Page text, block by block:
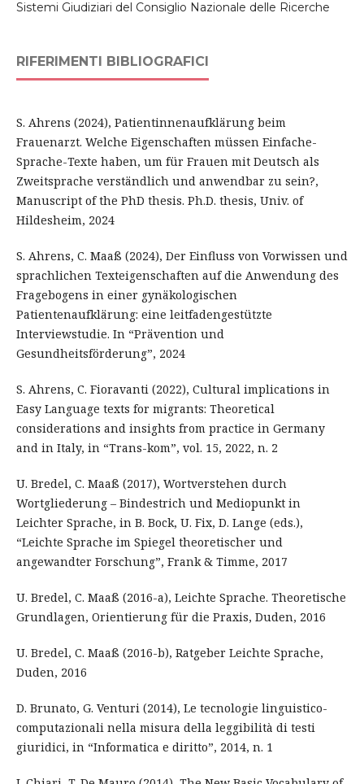
Sistemi Giudiziari del Consiglio Nazionale delle Ricerche
RIFERIMENTI BIBLIOGRAFICI
S. Ahrens (2024), Patientinnenaufklärung beim
Frauenarzt. Welche Eigenschaften müssen Einfache-
Sprache-Texte haben, um für Frauen mit Deutsch als
Zweitsprache verständlich und anwendbar zu sein?,
Manuscript of the PhD thesis. Ph.D. thesis, Univ. of
Hildesheim, 2024
S. Ahrens, C. Maaß (2024), Der Einfluss von Vorwissen und
sprachlichen Texteigenschaften auf die Anwendung des
Fragebogens in einer gynäkologischen
Patientenaufklärung: eine leitfadengestützte
Interviewstudie. In “Prävention und
Gesundheitsförderung”, 2024
S. Ahrens, C. Fioravanti (2022), Cultural implications in
Easy Language texts for migrants: Theoretical
considerations and insights from practice in Germany
and in Italy, in “Trans-kom”, vol. 15, 2022, n. 2
U. Bredel, C. Maaß (2017), Wortverstehen durch
Wortgliederung – Bindestrich und Mediopunkt in
Leichter Sprache, in B. Bock, U. Fix, D. Lange (eds.),
“Leichte Sprache im Spiegel theoretischer und
angewandter Forschung”, Frank & Timme, 2017
U. Bredel, C. Maaß (2016-a), Leichte Sprache. Theoretische
Grundlagen, Orientierung für die Praxis, Duden, 2016
U. Bredel, C. Maaß (2016-b), Ratgeber Leichte Sprache,
Duden, 2016
D. Brunato, G. Venturi (2014), Le tecnologie linguistico-
computazionali nella misura della leggibilità di testi
giuridici, in “Informatica e diritto”, 2014, n. 1